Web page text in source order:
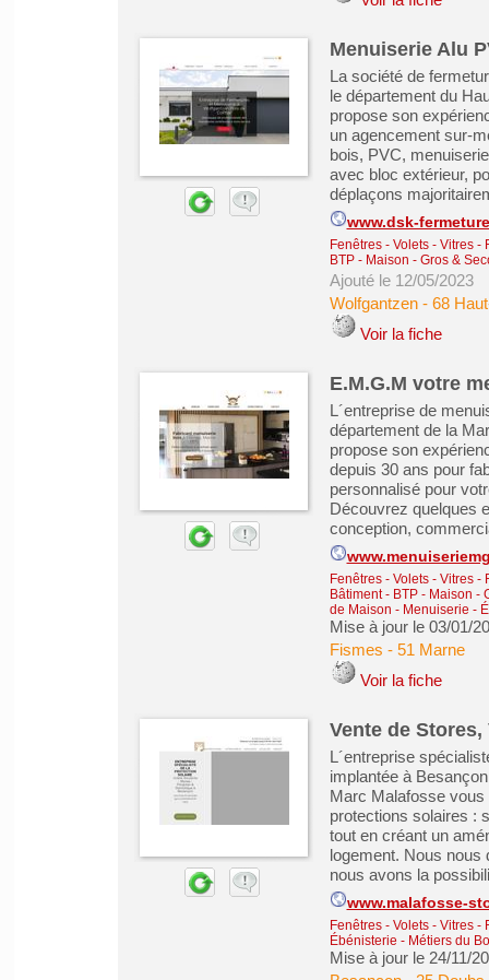
Menuiserie Alu
La société de
le département du
propose son
un agencement sur-
bois, PVC,
avec bloc extérieur,
déplaçons
www.dsk-
Fenêtres - Volets - Vitres -
BTP - Maison - Gros &
Ajouté le 12/05/2023
Wolfgantzen- 68
Voir la fiche
E.M.G.M votre
L´entreprise de
département de la
propose son
depuis 30 ans pour
personnalisé pour
Découvrez quelques
conception,
Fenêtres - Volets - Vitres -
Bâtiment - BTP - Maison
de Maison - Menuiserie -
Mise à jour le 03/01/
Fismes - 51 Marne
Voir la fiche
Vente de
L´entreprise
implantée à
Marc Malafosse
protections solaires :
tout en créant un
logement. Nous nous
nous avons la
www.malafosse-
Fenêtres - Volets - Vitres -
Ébénisterie - Métiers du
Mise à jour le 24/11/